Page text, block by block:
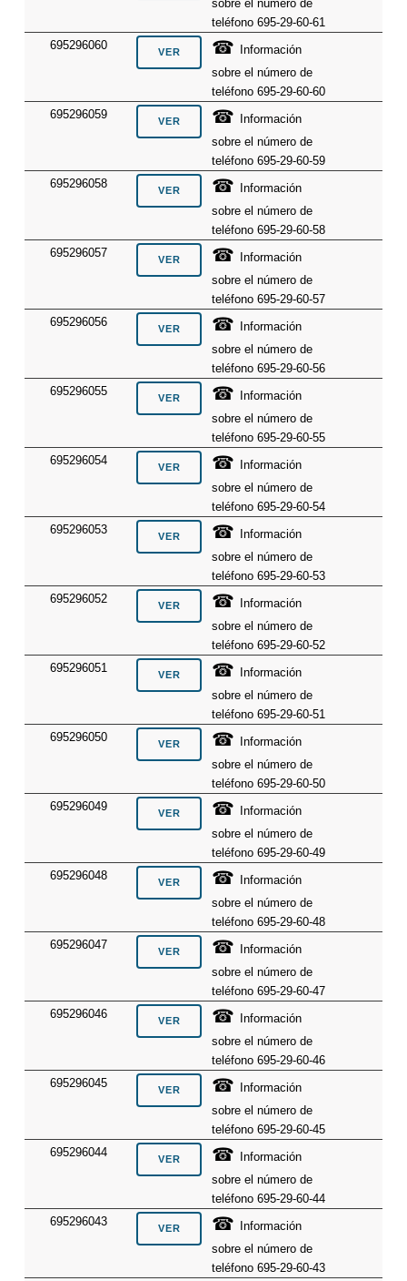
sobre el número de
teléfono 695-29-60-61
695296060
☎ Información
sobre el número de
teléfono 695-29-60-60
695296059
☎ Información
sobre el número de
teléfono 695-29-60-59
695296058
☎ Información
sobre el número de
teléfono 695-29-60-58
695296057
☎ Información
sobre el número de
teléfono 695-29-60-57
695296056
☎ Información
sobre el número de
teléfono 695-29-60-56
695296055
☎ Información
sobre el número de
teléfono 695-29-60-55
695296054
☎ Información
sobre el número de
teléfono 695-29-60-54
695296053
☎ Información
sobre el número de
teléfono 695-29-60-53
695296052
☎ Información
sobre el número de
teléfono 695-29-60-52
695296051
☎ Información
sobre el número de
teléfono 695-29-60-51
695296050
☎ Información
sobre el número de
teléfono 695-29-60-50
695296049
☎ Información
sobre el número de
teléfono 695-29-60-49
695296048
☎ Información
sobre el número de
teléfono 695-29-60-48
695296047
☎ Información
sobre el número de
teléfono 695-29-60-47
695296046
☎ Información
sobre el número de
teléfono 695-29-60-46
695296045
☎ Información
sobre el número de
teléfono 695-29-60-45
695296044
☎ Información
sobre el número de
teléfono 695-29-60-44
695296043
☎ Información
sobre el número de
teléfono 695-29-60-43